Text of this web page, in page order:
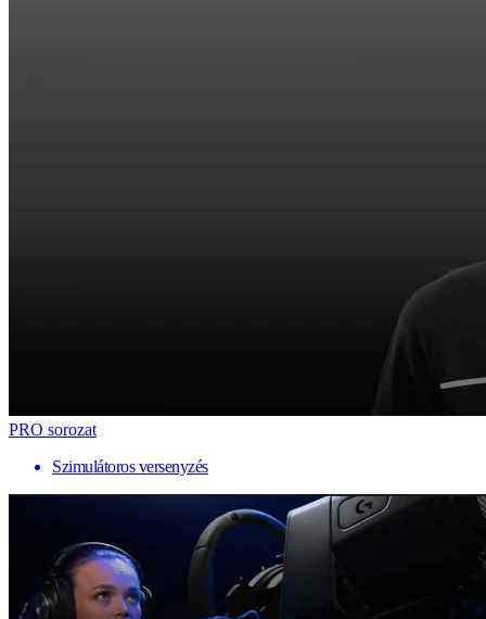
PRO sorozat
Szimulátoros versenyzés